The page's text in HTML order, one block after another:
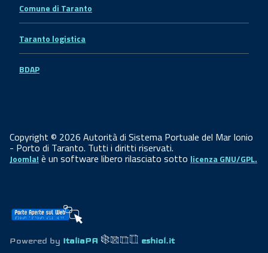
Comune di Taranto
Taranto logistica
BDAP
Copyright © 2026 Autorità di Sistema Portuale del Mar Ionio
- Porto di Taranto. Tutti i diritti riservati.
Joomla! è un software libero rilasciato sotto licenza GNU/GPL.
Powered by ItaliaPA eshiol.it